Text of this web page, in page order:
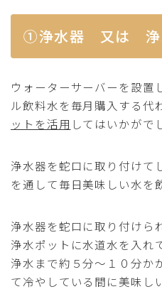
①浄水器 又は 浄
ウォーターサーバーを設置
ル飲料水を毎月購入する代
ットを活用 してはいかがで
浄水器を蛇口に取り付けて
を通して毎日美味しい水を
浄水器を蛇口に取り付けら
浄水ポットに水道水を入れ
浄水まで約５分～１０分か
て冷やしている間に美味し